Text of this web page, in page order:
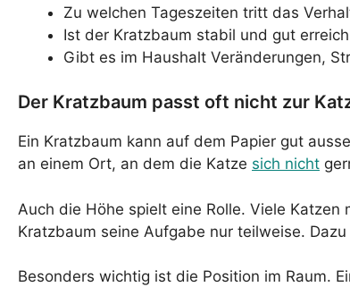
Zu welchen Tageszeiten tritt das
Ist der Kratzbaum stabil und gut
Gibt es im Haushalt Veränderungen,
Der Kratzbaum passt oft nicht zur
Ein Kratzbaum kann auf dem Papier gut
an einem Ort, an dem die Katze sich nicht
Auch die Höhe spielt eine Rolle. Viele
Kratzbaum seine Aufgabe nur teilweise.
Besonders wichtig ist die Position im Raum.